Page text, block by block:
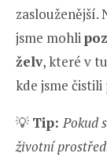
zaslouženější.
jsme mohli
želv, které v
kde jsme čistili
💡 Tip: Pokud
životní